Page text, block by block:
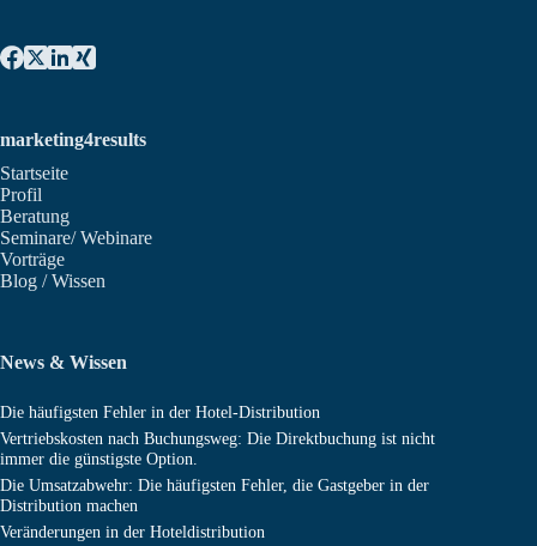
marketing4results
Startseite
Profil
Beratung
Seminare/ Webinare
Vorträge
Blog / Wissen
News & Wissen
Die häufigsten Fehler in der Hotel-Distribution
Vertriebskosten nach Buchungsweg: Die Direktbuchung ist nicht
immer die günstigste Option.
Die Umsatzabwehr: Die häufigsten Fehler, die Gastgeber in der
Distribution machen
Veränderungen in der Hoteldistribution